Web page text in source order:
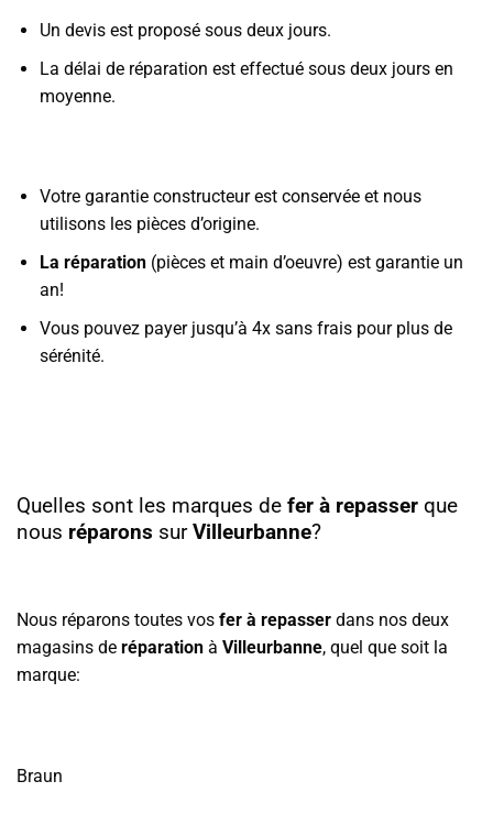
Un devis est proposé sous deux jours.
La délai de réparation est effectué sous deux jours en
moyenne.
Votre garantie constructeur est conservée et nous
utilisons les pièces d’origine.
La réparation(pièces et main d’oeuvre) est garantie un
an!
Vous pouvez payer jusqu’à 4x sans frais pour plus de
sérénité.
Quelles sont les marques de fer à repasser que
nous réparons surVilleurbanne?
Nous réparons toutes vos fer à repasser dans nos deux
magasins de réparation à Villeurbanne, quel que soit la
marque:
Braun